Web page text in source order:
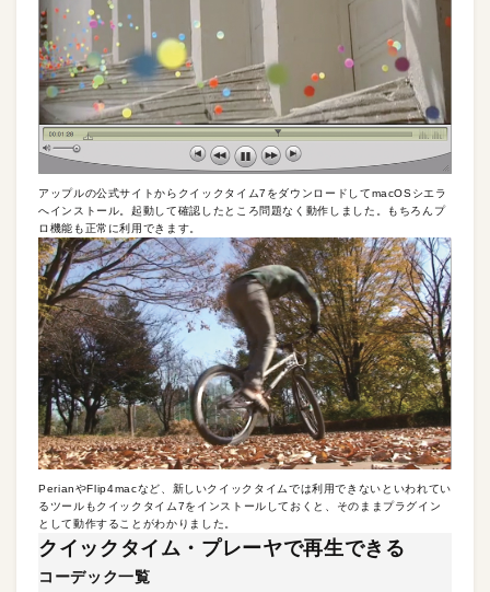
アップルの公式サイトからクイックタイム7をダウンロードしてmacOSシエラ
へインストール。起動して確認したところ問題なく動作しました。もちろんプ
ロ機能も正常に利用できます。
PerianやFlip4macなど、新しいクイックタイムでは利用できないといわれてい
るツールもクイックタイム7をインストールしておくと、そのままプラグイン
として動作することがわかりました。
クイックタイム・プレーヤで再生できる
コーデック一覧